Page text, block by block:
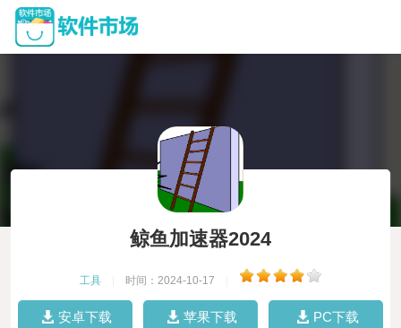
鲸鱼加速器2024
工具 时间：2024-10-17
安卓下载 苹果下载 PC下载